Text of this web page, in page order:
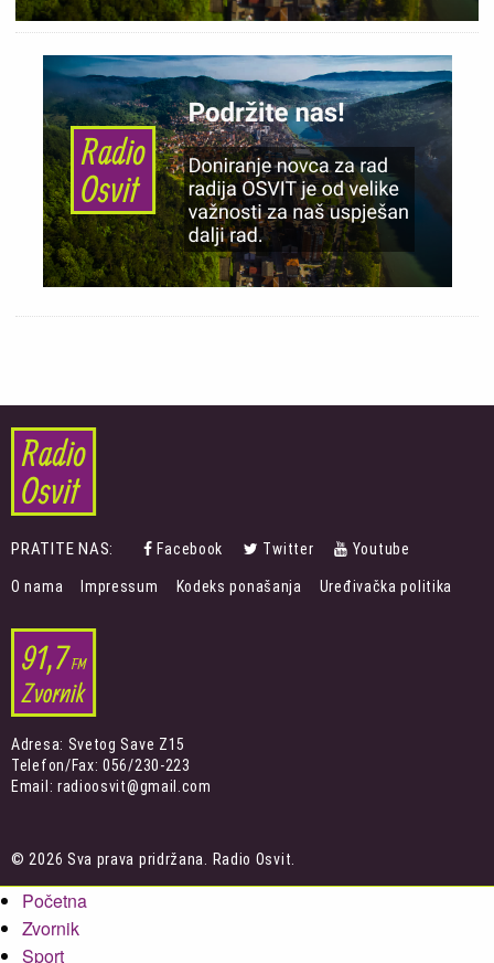
PRATITE NAS: Facebook Twitter Youtube
FOOTER
MENU
O nama Impressum Kodeks ponašanja Uređivačka politika
Adresa: Svetog Save Z15
Telefon/Fax: 056/230-223
Email: radioosvit@gmail.com
© 2026 Sva prava pridržana. Radio Osvit.
Početna
Zvornik
Sport